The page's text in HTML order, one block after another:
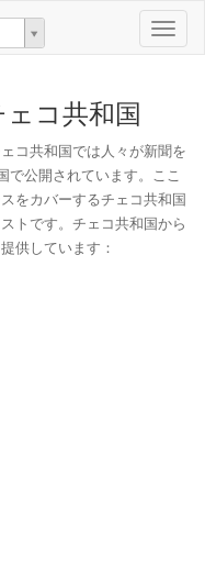
Toggle
ェコ共和国
コ共和国では人々が新聞を
で公開されています。ここ
をカバーするチェコ共和国
トです。チェコ共和国から
供しています：